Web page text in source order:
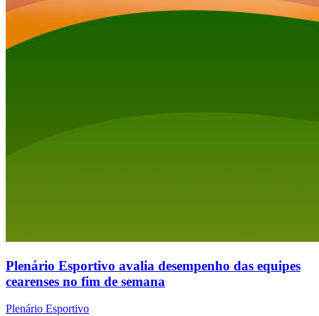
Plenário Esportivo avalia desempenho das equipes
cearenses no fim de semana
Plenário Esportivo